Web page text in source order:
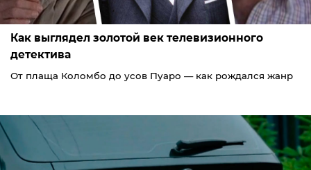
Как выглядел золотой век телевизионного
детектива
От плаща Коломбо до усов Пуаро — как рождался жанр